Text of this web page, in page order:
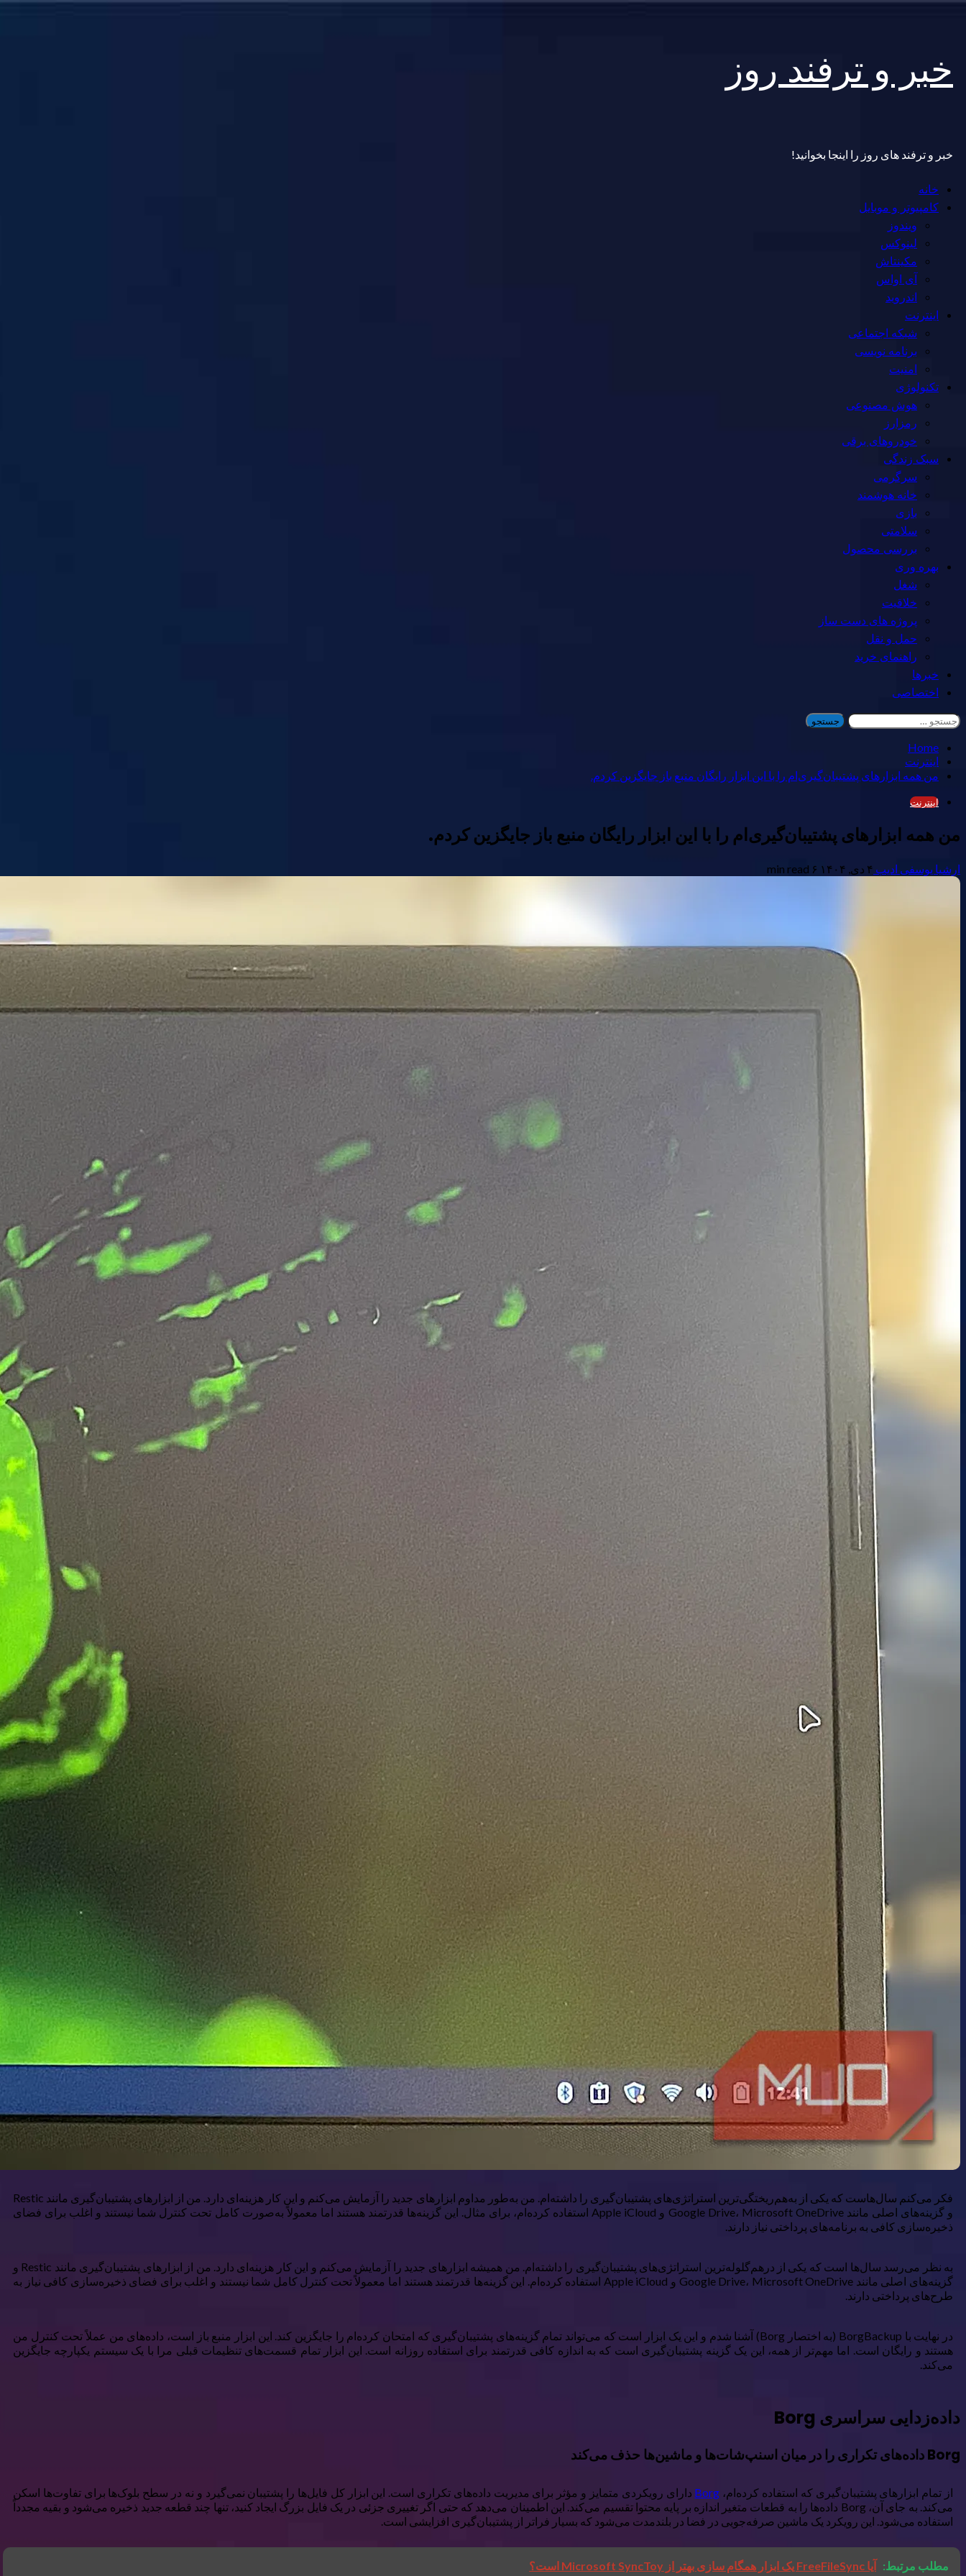
content
خبر و ترفند روز
خبر و ترفند های روز را اینجا بخوانید!
Primary
Menu
خانه
کامپیوتر و موبایل
ویندوز
لینوکس
مکینتاش
آی اواس
اندروید
اینترنت
شبکه اجتماعی
برنامه نویسی
امنیت
تکنولوژی
هوش مصنوعی
رمزارز
خودروهای برقی
سبک زندگی
سرگرمی
خانه هوشمند
بازی
سلامتی
بررسی محصول
بهره وری
شغل
خلاقیت
پروژه های دست ساز
حمل و نقل
راهنمای خرید
خبرها
اختصاصی
جستجو
برای:
Home
اینترنت
من همه ابزارهای پشتیبان‌گیری‌ام را با این ابزار رایگان منبع باز جایگزین کردم.
اینترنت
من همه ابزارهای پشتیبان‌گیری‌ام را با این ابزار رایگان منبع باز جایگزین کردم.
ارشیا یوسفی ادیب ۴ دی, ۱۴۰۴ ۶ min read
فکر می‌کنم سال‌هاست که یکی از به‌هم‌ریختگی‌ترین استراتژی‌های پشتیبان‌گیری را داشته‌ام. من به‌طور مداوم ابزارهای جدید را آزمایش می‌کنم و این کار هزینه‌ای دارد. من از ابزارهای پشتیبان‌گیری مانند Restic
و گزینه‌های اصلی مانند Google Drive، Microsoft OneDrive و Apple iCloud استفاده کرده‌ام، برای مثال. این گزینه‌ها قدرتمند هستند اما معمولاً به‌صورت کامل تحت کنترل شما نیستند و اغلب برای فضای
ذخیره‌سازی کافی به برنامه‌های پرداختی نیاز دارند.
به نظر می‌رسد سال‌ها است که یکی از درهم‌گلوله‌ترین استراتژی‌های پشتیبان‌گیری را داشته‌ام. من همیشه ابزارهای جدید را آزمایش می‌کنم و این کار هزینه‌ای دارد. من از ابزارهای پشتیبان‌گیری مانند Restic و
گزینه‌های اصلی مانند Google Drive، Microsoft OneDrive و Apple iCloud استفاده کرده‌ام. این گزینه‌ها قدرتمند هستند اما معمولاً تحت کنترل کامل شما نیستند و اغلب برای فضای ذخیره‌سازی کافی نیاز به
طرح‌های پرداختی دارند.
در نهایت با BorgBackup (به اختصار Borg) آشنا شدم و این یک ابزار است که می‌تواند تمام گزینه‌های پشتیبان‌گیری که امتحان کرده‌ام را جایگزین کند. این ابزار منبع باز است، داده‌های من عملاً تحت کنترل من
هستند و رایگان است. اما مهم‌تر از همه، این یک گزینه پشتیبان‌گیری است که به اندازه کافی قدرتمند برای استفاده روزانه است. این ابزار تمام قسمت‌های تنظیمات قبلی مرا با یک سیستم یکپارچه جایگزین
می‌کند.
داده‌زدایی سراسری Borg
Borg داده‌های تکراری را در میان اسنپ‌شات‌ها و ماشین‌ها حذف می‌کند
از تمام ابزارهای پشتیبان‌گیری که استفاده کرده‌ام، Borg دارای رویکردی متمایز و مؤثر برای مدیریت داده‌های تکراری است. این ابزار کل فایل‌ها را پشتیبان نمی‌گیرد و نه در سطح بلوک‌ها برای تفاوت‌ها اسکن
می‌کند. به جای آن، Borg داده‌ها را به قطعات متغیر اندازه بر پایه محتوا تقسیم می‌کند. این اطمینان می‌دهد که حتی اگر تغییری جزئی در یک فایل بزرگ ایجاد کنید، تنها چند قطعه جدید ذخیره می‌شود و بقیه مجدداً
استفاده می‌شود. این رویکرد یک ماشین صرفه‌جویی در فضا در بلندمدت می‌شود که بسیار فراتر از پشتیبان‌گیری افزایشی است.
مطلب مرتبط: آیا FreeFileSync یک ابزار همگام سازی بهتر از Microsoft SyncToy است؟